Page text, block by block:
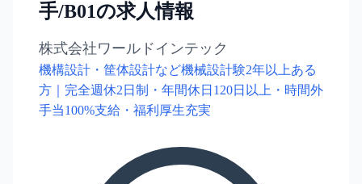
手/B01の求人情報
株式会社ワールドインテック
機構設計・筐体設計など機械設計験2年以上ある
方｜完全週休2日制・年間休日120日以上・時間外
手当100%支給・福利厚生充実